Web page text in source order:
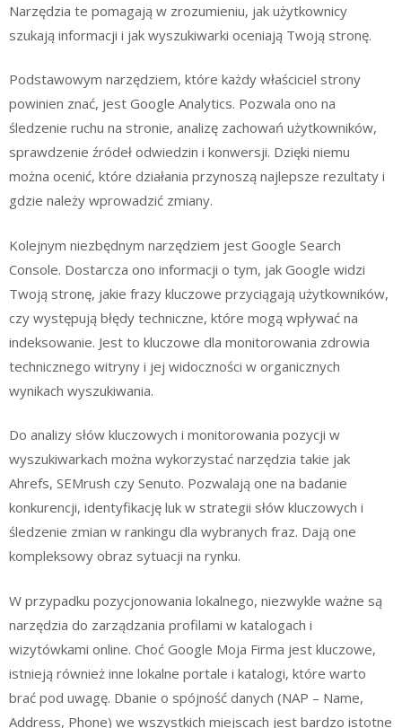
Narzędzia te pomagają w zrozumieniu, jak użytkownicy
szukają informacji i jak wyszukiwarki oceniają Twoją stronę.
Podstawowym narzędziem, które każdy właściciel strony
powinien znać, jest Google Analytics. Pozwala ono na
śledzenie ruchu na stronie, analizę zachowań użytkowników,
sprawdzenie źródeł odwiedzin i konwersji. Dzięki niemu
można ocenić, które działania przynoszą najlepsze rezultaty i
gdzie należy wprowadzić zmiany.
Kolejnym niezbędnym narzędziem jest Google Search
Console. Dostarcza ono informacji o tym, jak Google widzi
Twoją stronę, jakie frazy kluczowe przyciągają użytkowników,
czy występują błędy techniczne, które mogą wpływać na
indeksowanie. Jest to kluczowe dla monitorowania zdrowia
technicznego witryny i jej widoczności w organicznych
wynikach wyszukiwania.
Do analizy słów kluczowych i monitorowania pozycji w
wyszukiwarkach można wykorzystać narzędzia takie jak
Ahrefs, SEMrush czy Senuto. Pozwalają one na badanie
konkurencji, identyfikację luk w strategii słów kluczowych i
śledzenie zmian w rankingu dla wybranych fraz. Dają one
kompleksowy obraz sytuacji na rynku.
W przypadku pozycjonowania lokalnego, niezwykle ważne są
narzędzia do zarządzania profilami w katalogach i
wizytówkami online. Choć Google Moja Firma jest kluczowe,
istnieją również inne lokalne portale i katalogi, które warto
brać pod uwagę. Dbanie o spójność danych (NAP – Name,
Address, Phone) we wszystkich miejscach jest bardzo istotne